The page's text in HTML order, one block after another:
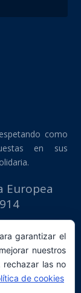
como
en sus
Europea
garantizar el
nuestros
rechazar las no
de cookies